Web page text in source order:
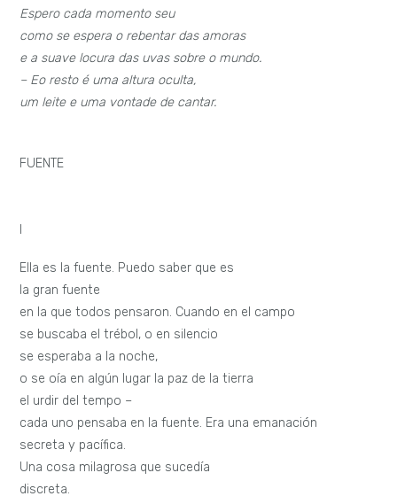
Espero cada momento seu
como se espera o rebentar das amoras
e a suave locura das uvas sobre o mundo.
– Eo resto é uma altura oculta,
um leite e uma vontade de cantar.
FUENTE
Ella es la fuente. Puedo saber que es
la gran fuente
en la que todos pensaron. Cuando en el campo
se buscaba el trébol, o en silencio
se esperaba a la noche,
o se oía en algún lugar la paz de la tierra
el urdir del tempo –
cada uno pensaba en la fuente. Era una emanación
secreta y pacífica.
Una cosa milagrosa que sucedía
discreta.